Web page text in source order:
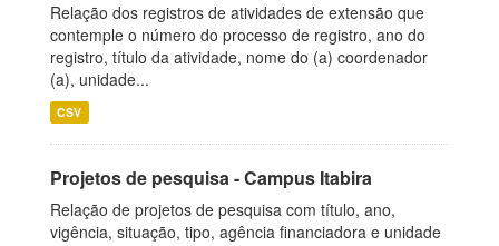
Relação dos registros de atividades de extensão que
contemple o número do processo de registro, ano do
registro, título da atividade, nome do (a) coordenador
(a), unidade...
CSV
Projetos de pesquisa - Campus Itabira
Relação de projetos de pesquisa com título, ano,
vigência, situação, tipo, agência financiadora e unidade